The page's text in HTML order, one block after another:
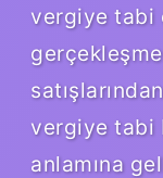
vergiye tabi
vergiye tabi
anlamına